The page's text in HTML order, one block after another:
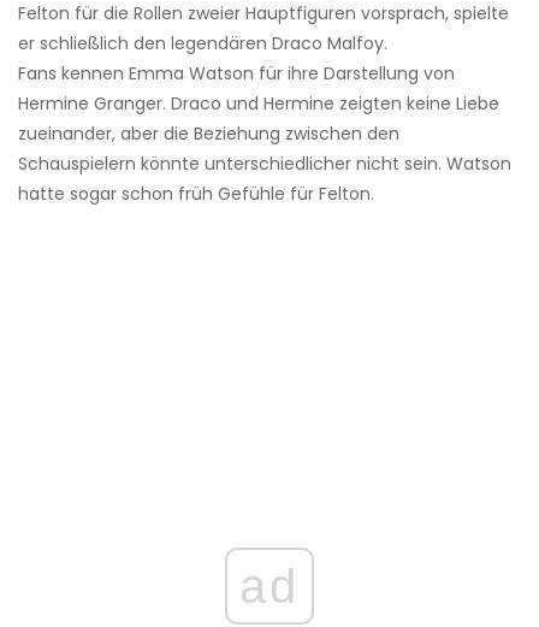
Felton für die Rollen zweier Hauptfiguren vorsprach, spielte
er schließlich den legendären Draco Malfoy.
Fans kennen Emma Watson für ihre Darstellung von
Hermine Granger. Draco und Hermine zeigten keine Liebe
zueinander, aber die Beziehung zwischen den
Schauspielern könnte unterschiedlicher nicht sein. Watson
hatte sogar schon früh Gefühle für Felton.
ad